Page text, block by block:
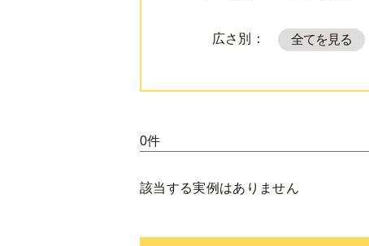
広さ別： 全てを見る
0件
該当する実例はありません